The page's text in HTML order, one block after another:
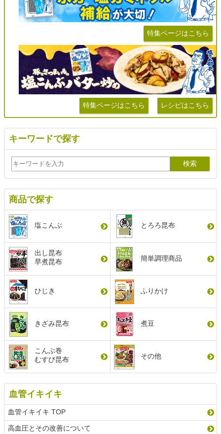
特集ページはこちら
特集ページはこちら レシピはこちら
キーワードで探す
商品で探す
塩こんぶ とろろ昆布
出し昆布
早煮昆布
簡単調理商品
ひじき ふりかけ
きざみ昆布 煮豆
こんぶ巻
むすび昆布
その他
血管イキイキ
血管イキイキ TOP
高血圧とその改善について